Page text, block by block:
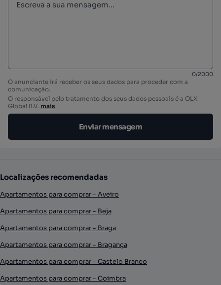
0/2000
O anunciante irá receber os seus dados para proceder com a
comunicação.
O responsável pelo tratamento dos seus dados pessoais é a OLX
Global B.V. mais
Enviar mensagem
Localizações recomendadas
Apartamentos para comprar - Aveiro
Apartamentos para comprar - Beja
Apartamentos para comprar - Braga
Apartamentos para comprar - Bragança
Apartamentos para comprar - Castelo Branco
Apartamentos para comprar - Coimbra